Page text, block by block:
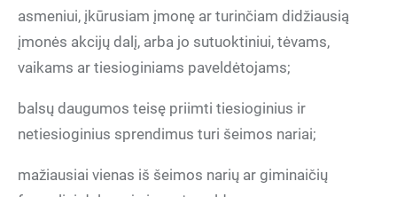
asmeniui, įkūrusiam įmonę ar turinčiam didžiausią
įmonės akcijų dalį, arba jo sutuoktiniui, tėvams,
vaikams ar tiesioginiams paveldėtojams;
balsų daugumos teisę priimti tiesioginius ir
netiesioginius sprendimus turi šeimos nariai;
mažiausiai vienas iš šeimos narių ar giminaičių